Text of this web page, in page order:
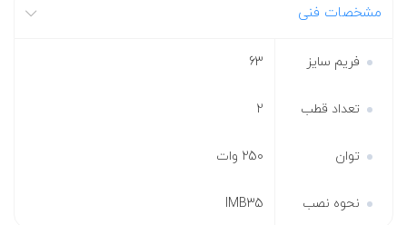
مشخصات فنی
فریم سایز 63
تعداد قطب 2
توان 250 وات
نحوه نصب IMB35